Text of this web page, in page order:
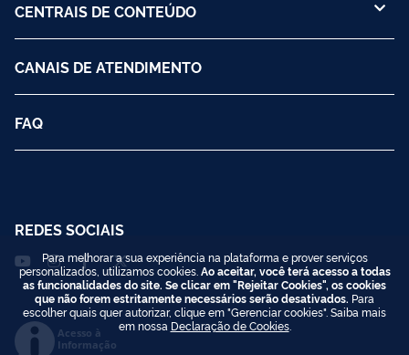
CENTRAIS DE CONTEÚDO
CANAIS DE ATENDIMENTO
FAQ
REDES SOCIAIS
Acesso à
Informação
Para melhorar a sua experiência na plataforma e prover serviços
personalizados, utilizamos cookies. Ao aceitar, você terá acesso a todas
as funcionalidades do site. Se clicar em "Rejeitar Cookies", os cookies
que não forem estritamente necessários serão desativados. Para
escolher quais quer autorizar, clique em "Gerenciar cookies". Saiba mais
em nossa Declaração de Cookies.